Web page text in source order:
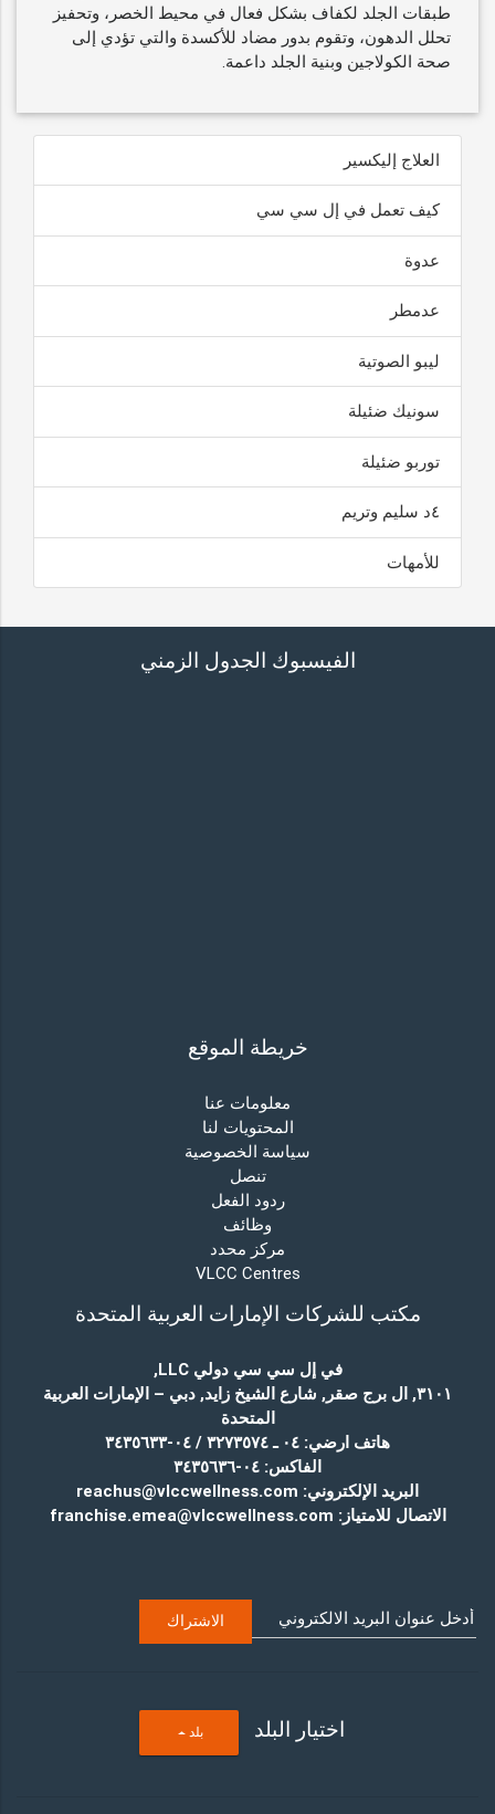
طبقات الجلد لكفاف بشكل فعال في محيط الخصر، وتحفيز
تحلل الدهون، وتقوم بدور مضاد للأكسدة والتي تؤدي إلى
صحة الكولاجين وبنية الجلد داعمة.
العلاج إليكسير
كيف تعمل في إل سي سي
عدوة
عدمطر
ليبو الصوتية
سونيك ضئيلة
توربو ضئيلة
٤د سليم وتريم
للأمهات
الفيسبوك الجدول الزمني
خريطة الموقع
معلومات عنا
المحتويات لنا
سياسة الخصوصية
تنصل
ردود الفعل
وظائف
مركز محدد
VLCC Centres
مكتب للشركات الإمارات العربية المتحدة
في إل سي سي دولي LLC
,
٣١٠١, ال برج صقر, شارع الشيخ زايد, دبي – الإمارات العربية
المتحدة
هاتف ارضي:
الفاكس:
البريد الإلكتروني:
الاتصال للامتياز:
اختيار البلد بلد T